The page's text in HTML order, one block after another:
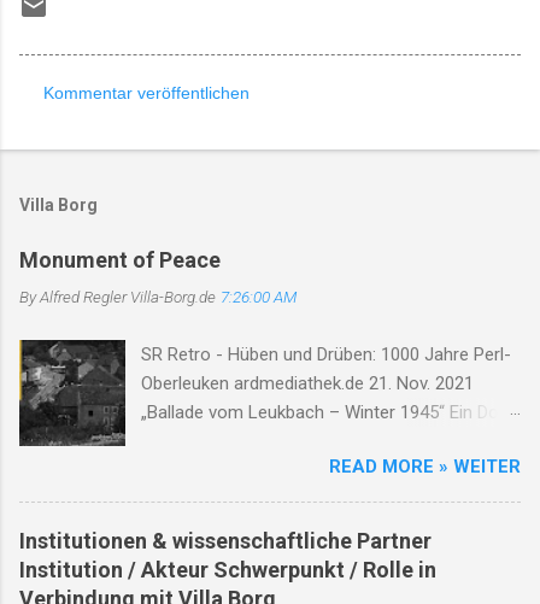
o
m
a
r
e
Kommentar veröffentlichen
Villa Borg
Monument of Peace
By Alfred ReglerVilla-Borg.de 7:26:00 AM
SR Retro - Hüben und Drüben: 1000 Jahre Perl-
Oberleuken ardmediathek.de 21. Nov. 2021
„Ballade vom Leukbach – Winter 1945“ Ein Dorf,
Luft so rau. Der Leukbach fließt, doch trägt nun
Leid, durch Trümmer, Tod und Einsamkeit. Im
Schatten des Orscholzriegels' Macht, hat Krieg
das Dorf zur Ruh gebracht. Oberleuken, einst so
still, liegt nun in Schutt, erfüllt vom Will'. Die
READ MORE » WEITER
Institutionen & wissenschaftliche Partner
Institution / Akteur Schwerpunkt / Rolle in
Verbindung mit Villa Borg